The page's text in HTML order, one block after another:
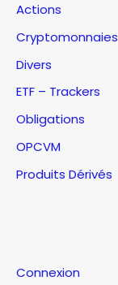
Actions
Cryptomonnaies
Divers
ETF – Trackers
Obligations
OPCVM
Produits Dérivés
Connexion